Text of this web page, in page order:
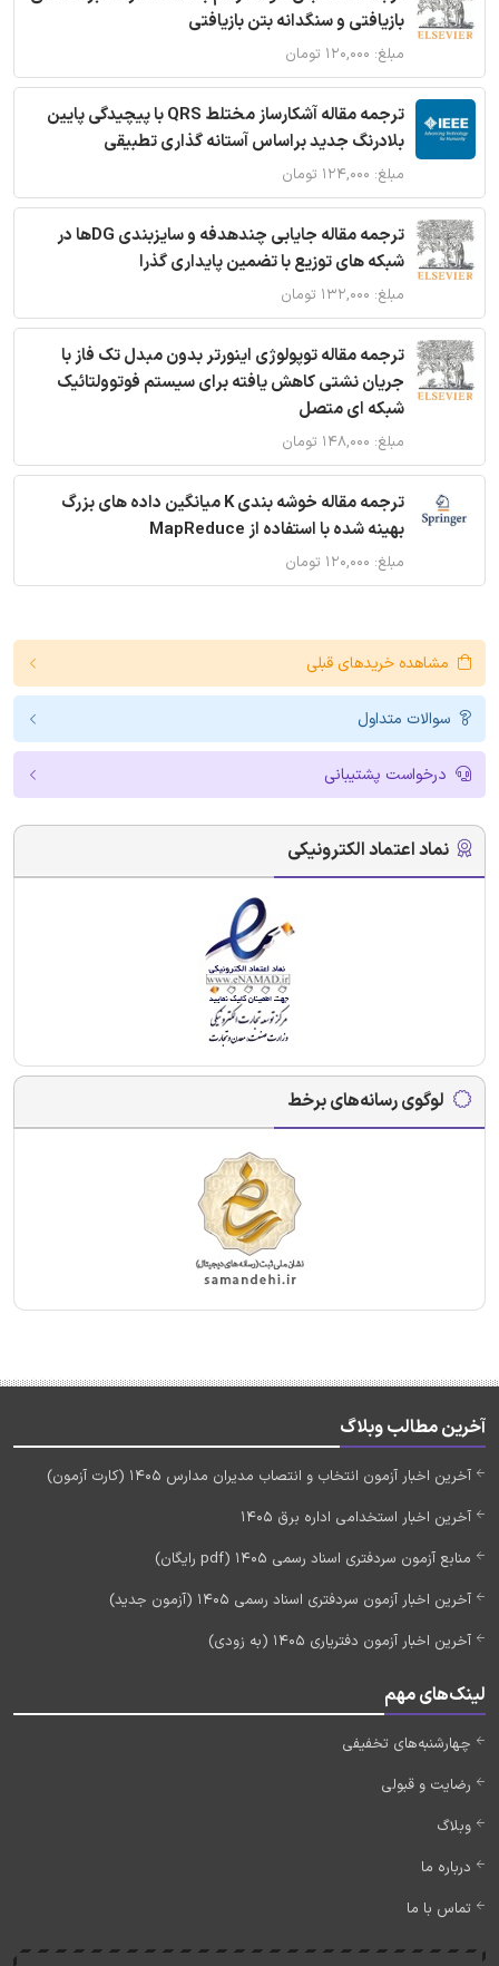
بازیافتی و سنگدانه بتن بازیافتی
مبلغ: ۱۲۰,۰۰۰ تومان
ترجمه مقاله آشکارساز مختلط QRS با پیچیدگی پایین
بلادرنگ جدید براساس آستانه گذاری تطبیقی
مبلغ: ۱۲۴,۰۰۰ تومان
ترجمه مقاله جایابی چندهدفه و سایزبندی DGها در
شبکه های توزیع با تضمین پایداری گذرا
مبلغ: ۱۳۲,۰۰۰ تومان
ترجمه مقاله توپولوژی اینورتر بدون مبدل تک فاز با
جریان نشتی کاهش یافته برای سیستم فوتوولتائیک
شبکه ای متصل
مبلغ: ۱۴۸,۰۰۰ تومان
ترجمه مقاله خوشه بندی K میانگین داده های بزرگ
بهینه شده با استفاده از MapReduce
مبلغ: ۱۲۰,۰۰۰ تومان
مشاهده خریدهای قبلی
سوالات متداول
درخواست پشتیبانی
نماد اعتماد الکترونیکی
لوگوی رسانه‌های برخط
آخرین مطالب وبلاگ
آخرین اخبار آزمون انتخاب و انتصاب مدیران مدارس 1405 (کارت آزمون)
آخرین اخبار استخدامی اداره برق 1405
منابع آزمون سردفتری اسناد رسمی 1405 (pdf رایگان)
آخرین اخبار آزمون سردفتری اسناد رسمی 1405 (آزمون جدید)
آخرین اخبار آزمون دفتریاری 1405 (به زودی)
لینک‌های مهم
چهارشنبه‌های تخفیفی
رضایت و قبولی
وبلاگ
درباره ما
تماس با ما